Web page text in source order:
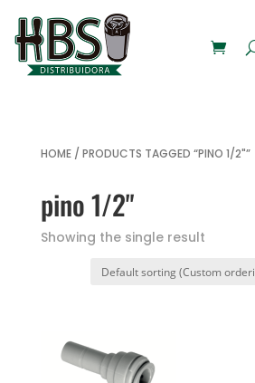
HOME/ PRODUCTS TAGGED “PINO 1/2"”
pino 1/2"
Showing the single result